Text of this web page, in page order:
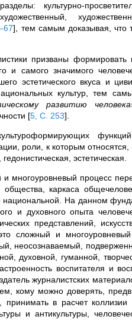
культурно-
] , тем самым доказывая, что
призваны
и самого значимого
эстетического вкуса и
культур, тем
развитию человека
[5, С. 253]
роли, к которым
эстетическая.
многоуровневый процесс
общества, каркаса
национальной. На данном
и духовного опыта
представлений,
сложный и
неосознаваемый,
духовной, гуманной,
воспитателя и
журналистских
кому можно доверять,
принимать в расчет
и антикультуры,